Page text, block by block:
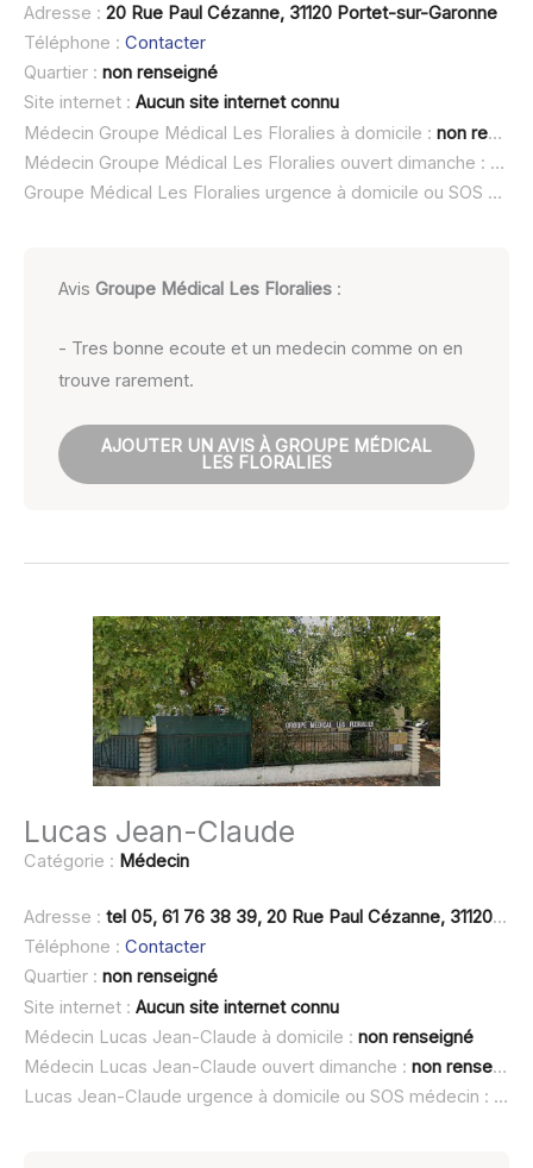
Adresse : 20 Rue Paul Cézanne, 31120 Portet-sur-Garonne
Téléphone : Contacter
Quartier : non renseigné
Site internet : Aucun site internet connu
Médecin Groupe Médical Les Floralies à domicile : non renseigné
Médecin Groupe Médical Les Floralies ouvert dimanche :
non
Groupe Médical Les Floralies urgence à domicile ou SOS médecin :
AvisGroupe Médical Les Floralies :
- Tres bonne ecoute et un medecin comme on en
trouve rarement.
AJOUTER UN AVIS À GROUPE MÉDICAL
LES FLORALIES
Lucas Jean-Claude
Catégorie : Médecin
Adresse : tel 05, 61 76 38 39, 20 Rue Paul Cézanne, 31120 Portet-sur-Garon
Téléphone : Contacter
Quartier : non renseigné
Site internet : Aucun site internet connu
Médecin Lucas Jean-Claude à domicile : non renseigné
Médecin Lucas Jean-Claude ouvert dimanche : non renseigné
Lucas Jean-Claude urgence à domicile ou SOS médecin :
non